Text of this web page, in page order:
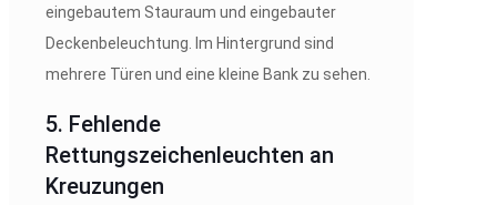
5. Fehlende
Rettungszeichenleuchten an
Kreuzungen